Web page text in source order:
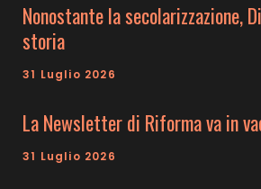
Nonostante la secolarizzazione,
storia
31 Luglio 2026
La Newsletter di Riforma va in
31 Luglio 2026